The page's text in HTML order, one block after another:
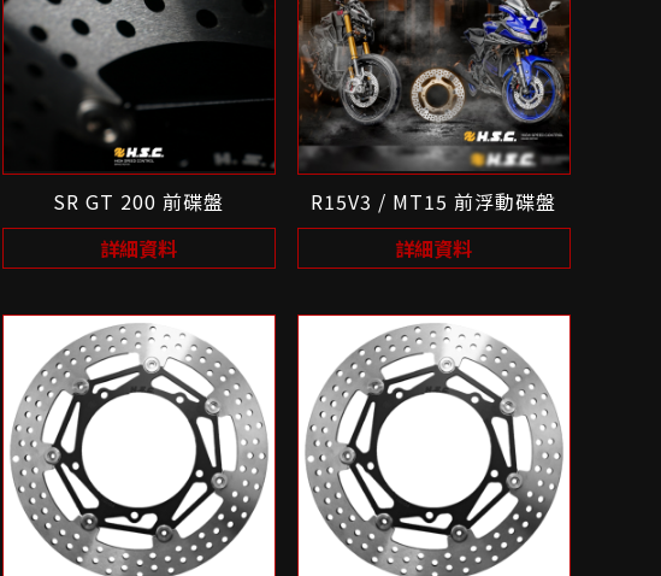
SR GT 200 前碟盤
詳細資料
R15V3 / MT15 前浮動碟盤
詳細資料